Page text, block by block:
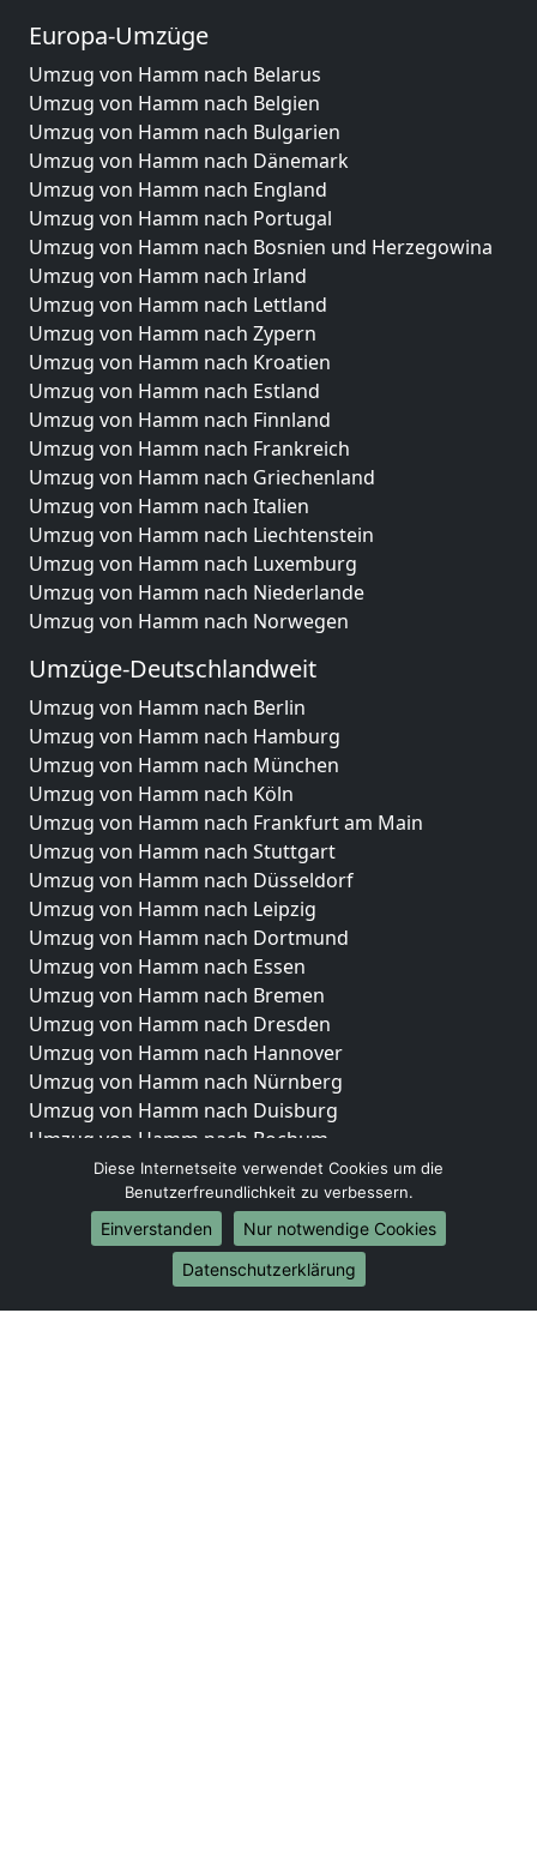
Europa-Umzüge
Umzug von Hamm nach Belarus
Umzug von Hamm nach Belgien
Umzug von Hamm nach Bulgarien
Umzug von Hamm nach Dänemark
Umzug von Hamm nach England
Umzug von Hamm nach Portugal
Umzug von Hamm nach Bosnien und Herzegowina
Umzug von Hamm nach Irland
Umzug von Hamm nach Lettland
Umzug von Hamm nach Zypern
Umzug von Hamm nach Kroatien
Umzug von Hamm nach Estland
Umzug von Hamm nach Finnland
Umzug von Hamm nach Frankreich
Umzug von Hamm nach Griechenland
Umzug von Hamm nach Italien
Umzug von Hamm nach Liechtenstein
Umzug von Hamm nach Luxemburg
Umzug von Hamm nach Niederlande
Umzug von Hamm nach Norwegen
Umzüge-Deutschlandweit
Umzug von Hamm nach Berlin
Umzug von Hamm nach Hamburg
Umzug von Hamm nach München
Umzug von Hamm nach Köln
Umzug von Hamm nach Frankfurt am Main
Umzug von Hamm nach Stuttgart
Umzug von Hamm nach Düsseldorf
Umzug von Hamm nach Leipzig
Umzug von Hamm nach Dortmund
Umzug von Hamm nach Essen
Umzug von Hamm nach Bremen
Umzug von Hamm nach Dresden
Umzug von Hamm nach Hannover
Umzug von Hamm nach Nürnberg
Umzug von Hamm nach Duisburg
Umzug von Hamm nach Bochum
Umzug von Hamm nach Wuppertal
Umzug von Hamm nach Bielefeld
Umzug von Hamm nach Bonn
Umzug von Hamm nach Münster
Diese Internetseite verwendet Cookies um die
Benutzerfreundlichkeit zu verbessern.
Einverstanden
Nur notwendige Cookies
Datenschutzerklärung